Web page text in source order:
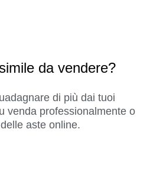
da vendere?
di più dai tuoi
venda professionalmente o
aste online.